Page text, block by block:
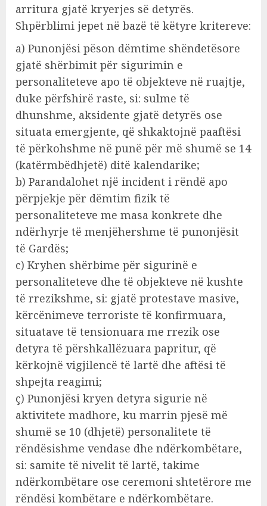
arritura gjatë kryerjes së detyrës.
Shpërblimi jepet në bazë të këtyre kritereve:
a) Punonjësi pëson dëmtime shëndetësore
gjatë shërbimit për sigurimin e
personaliteteve apo të objekteve në ruajtje,
duke përfshirë raste, si: sulme të
dhunshme, aksidente gjatë detyrës ose
situata emergjente, që shkaktojnë paaftësi
të përkohshme në punë për më shumë se 14
(katërmbëdhjetë) ditë kalendarike;
b) Parandalohet një incident i rëndë apo
përpjekje për dëmtim fizik të
personaliteteve me masa konkrete dhe
ndërhyrje të menjëhershme të punonjësit
të Gardës;
c) Kryhen shërbime për sigurinë e
personaliteteve dhe të objekteve në kushte
të rrezikshme, si: gjatë protestave masive,
kërcënimeve terroriste të konfirmuara,
situatave të tensionuara me rrezik ose
detyra të përshkallëzuara papritur, që
kërkojnë vigjilencë të lartë dhe aftësi të
shpejta reagimi;
ç) Punonjësi kryen detyra sigurie në
aktivitete madhore, ku marrin pjesë më
shumë se 10 (dhjetë) personalitete të
rëndësishme vendase dhe ndërkombëtare,
si: samite të nivelit të lartë, takime
ndërkombëtare ose ceremoni shtetërore me
rëndësi kombëtare e ndërkombëtare.